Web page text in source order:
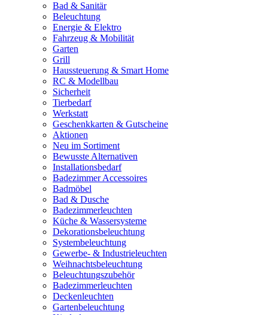
Bad & Sanitär
Beleuchtung
Energie & Elektro
Fahrzeug & Mobilität
Garten
Grill
Haussteuerung & Smart Home
RC & Modellbau
Sicherheit
Tierbedarf
Werkstatt
Geschenkkarten & Gutscheine
Aktionen
Neu im Sortiment
Bewusste Alternativen
Installationsbedarf
Badezimmer Accessoires
Badmöbel
Bad & Dusche
Badezimmerleuchten
Küche & Wassersysteme
Dekorationsbeleuchtung
Systembeleuchtung
Gewerbe- & Industrieleuchten
Weihnachtsbeleuchtung
Beleuchtungszubehör
Badezimmerleuchten
Deckenleuchten
Gartenbeleuchtung